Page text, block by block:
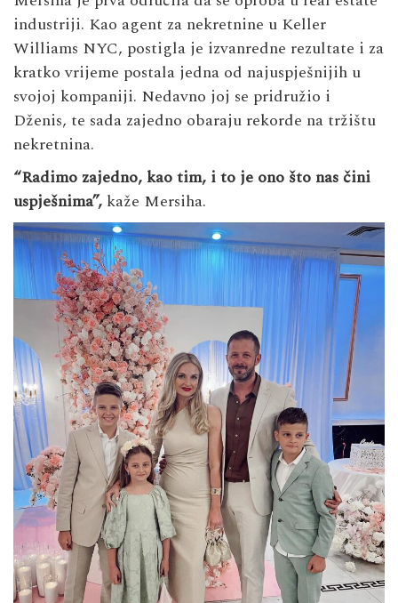
industriji. Kao agent za nekretnine u Keller
Williams NYC, postigla je izvanredne rezultate i za
kratko vrijeme postala jedna od najuspješnijih u
svojoj kompaniji. Nedavno joj se pridružio i
Dženis, te sada zajedno obaraju rekorde na tržištu
nekretnina.
“Radimo zajedno, kao tim, i to je ono što nas čini
uspješnima”, kaže Mersiha.